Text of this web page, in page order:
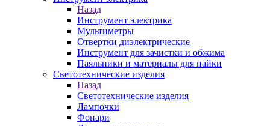
Назад
Инструмент электрика
Мультиметры
Отвертки диэлектрические
Инструмент для зачистки и обжима
Паяльники и материалы для пайки
Светотехнические изделия
Назад
Светотехнические изделия
Лампочки
Фонари